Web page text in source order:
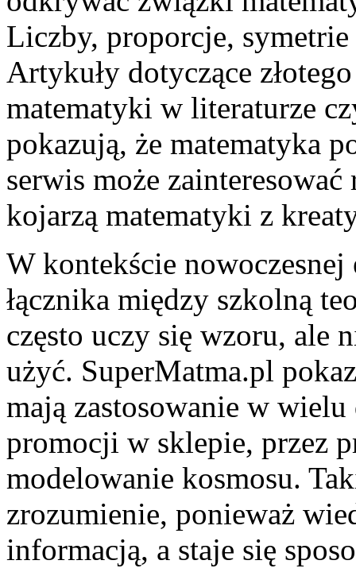
Liczby, proporcje,
Artykuły dotyczące
matematyki w literaturze
pokazują, że matematyka
serwis może
kojarzą matematyki z
W kontekście
łącznika między szkolną
często uczy się wzoru, ale
użyć. SuperMatma.pl
mają zastosowanie w
promocji w sklepie, przez
modelowanie kosmosu.
zrozumienie, ponieważ
informacją, a staje się